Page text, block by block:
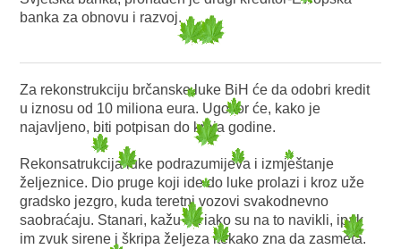
banka za obnovu i razvoj.
Za rekonstrukciju brčanske luke BiH će da odobri kredit
u iznosu od 10 miliona eura. Ugovor će, kako je
najavljeno, biti potpisan do kraja godine.
Rekonsatrukcija luke podrazumijeva i izmještanje
željeznice. Dio pruge koji ide do luke prolazi i kroz uže
gradsko jezgro, kuda teretni vozovi svakodnevno
saobraćaju. Stanari, kažu da iako su na to navikli, ipak
im zvuk sirene i škripa željeza itekako zna da zasmeta.